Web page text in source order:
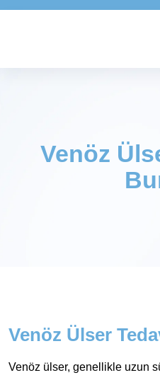
Venöz
Venöz Ülser
Venöz ülser, genellikle uzun